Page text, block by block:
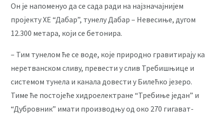
Он је напоменуо да се сада ради на најзначајнијем
пројекту ХЕ “Дабар”, тунелу Дабар – Невесиње, дугом
12.300 метара, који се бетонира.
– Тим тунелом ће се воде, које природно гравитирају ка
неретванском сливу, превести у слив Требишњице и
системом тунела и канала довести у Билећко језеро.
Тиме ће постојеће хидроелектране “Требиње један” и
“Дубровник” имати производњу од око 270 гигават-